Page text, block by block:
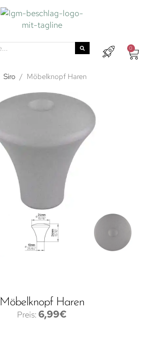
0
Siro / Möbelknopf Haren
Möbelknopf Haren
6,99€